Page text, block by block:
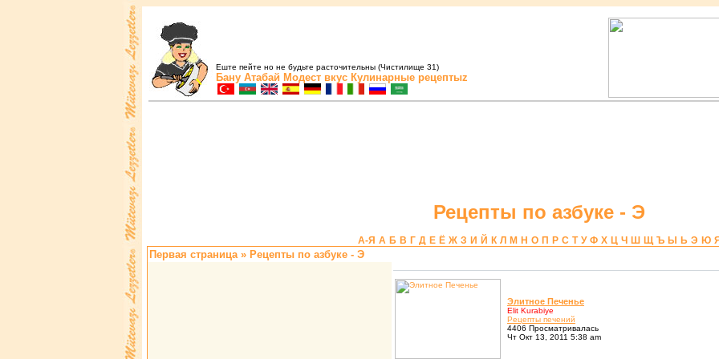
Еште пейте но не будьте расточительны (Чистилище 31)
Бану Атабай Модест вкус Кулинарные рецептыz
Рецепты по азбуке - Э
A-Я А Б В Г Д Е Ё Ж З И Й К Л М Н О П Р С Т У Ф Х Ц Ч Ш Щ Ъ Ы Ь Э Ю
Первая страница» Рецепты по азбуке - Э
Элитное Печенье
Elit Kurabiye
Pецепты печений
4406 Просматривалась
Чт Окт 13, 2011 5:38 am